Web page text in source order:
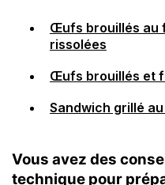
Œufs brouillés au
rissolées
Œufs brouillés et
Sandwich grillé
Vous avez des
technique pour